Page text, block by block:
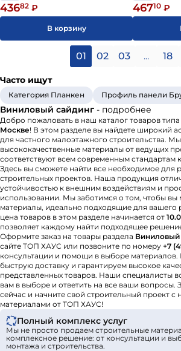
43682 ₽
В корзину
46710 ₽
01 02 03 ... 18
Часто ищут
Категория Планкен Профиль панели
Виниловый сайдинг - подробнее
Добро пожаловать в наш каталог товаров типа
Москве! В этом разделе вы найдете широкий
для частного малоэтажного строительства.
высококачественные материалы от ведущих
соответствуют всем современным стандартам
Здесь вы сможете найти все необходимое для
строительных проектов. Наша продукция
устойчивостью к внешним воздействиям и
использовании. Мы заботимся о том, чтобы вы
материалы, идеально подходящие для вашего
цена товаров в этом разделе начинается от
позволяет каждому найти подходящее
Оформите заказ на товары раздела Виниловый
сайте ТОП ХАУС или позвоните по номеру +7
консультации и помощи в выборе
быструю доставку и гарантируем высокое
представленных товаров. Наши специалисты
вам в выборе и ответить на все ваши вопросы.
сейчас и начните свой строительный проект
материалами от ТОП ХАУС!
Полный комплекс услуг
Мы не просто продаем строительные
комплексное решение: от консультации и
монтажа и строительства.